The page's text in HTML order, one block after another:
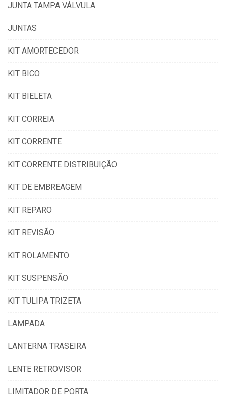
JUNTA TAMPA VÁLVULA
JUNTAS
KIT AMORTECEDOR
KIT BICO
KIT BIELETA
KIT CORREIA
KIT CORRENTE
KIT CORRENTE DISTRIBUIÇÃO
KIT DE EMBREAGEM
KIT REPARO
KIT REVISÃO
KIT ROLAMENTO
KIT SUSPENSÃO
KIT TULIPA TRIZETA
LAMPADA
LANTERNA TRASEIRA
LENTE RETROVISOR
LIMITADOR DE PORTA